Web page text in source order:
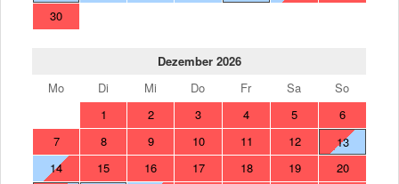
30
Dezember 2026
Mo
Di Mi Do Fr Sa
So
1
2 3 4 5
6
7
8 9 10 11 12
13
14
15 16 17 18 19
20